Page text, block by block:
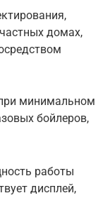
домах,
минимальном
бойлеров,
работы
дисплей,